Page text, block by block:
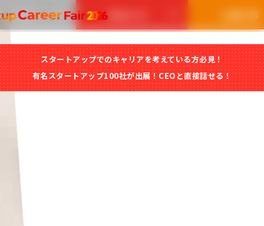
人情報
参加する
出展応募
出展応募はこ
スタートアップでのキャリアを考えている方必見！
有名スタートアップ100社が出展！CEOと直接話せる！